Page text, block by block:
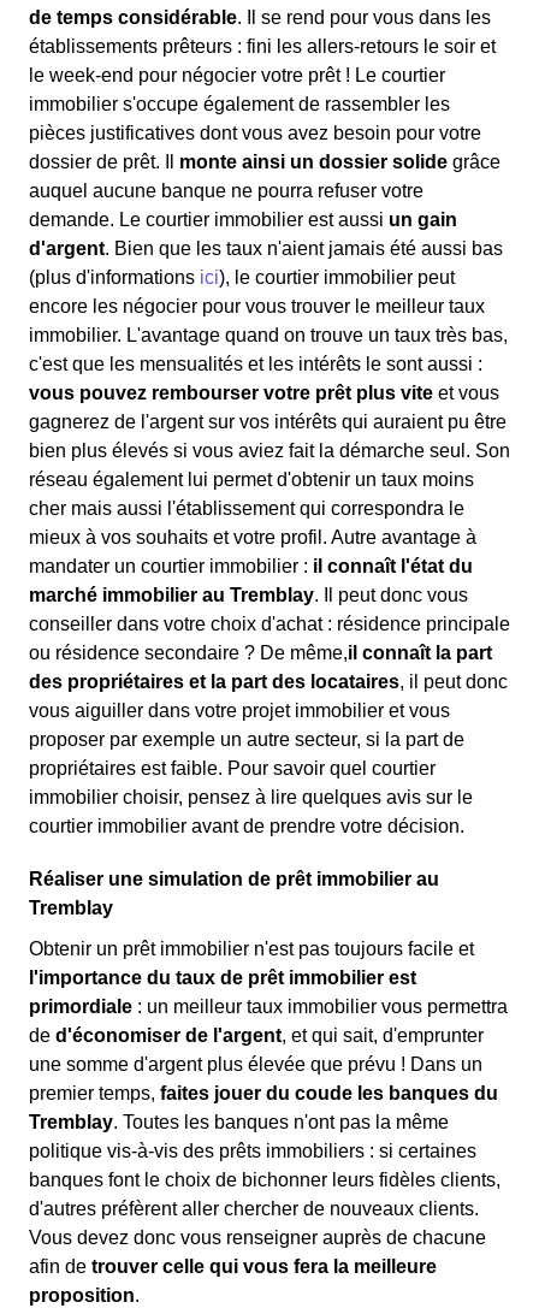
de temps considérable. Il se rend pour vous dans les
établissements prêteurs : fini les allers-retours le soir et
le week-end pour négocier votre prêt ! Le courtier
immobilier s'occupe également de rassembler les
pièces justificatives dont vous avez besoin pour votre
dossier de prêt. Il monte ainsi un dossier solide grâce
auquel aucune banque ne pourra refuser votre
demande. Le courtier immobilier est aussi un gain
d'argent. Bien que les taux n'aient jamais été aussi bas
(plus d'informations ici), le courtier immobilier peut
encore les négocier pour vous trouver le meilleur taux
immobilier. L'avantage quand on trouve un taux très bas,
c'est que les mensualités et les intérêts le sont aussi :
vous pouvez rembourser votre prêt plus vite et vous
gagnerez de l'argent sur vos intérêts qui auraient pu être
bien plus élevés si vous aviez fait la démarche seul. Son
réseau également lui permet d'obtenir un taux moins
cher mais aussi l'établissement qui correspondra le
mieux à vos souhaits et votre profil. Autre avantage à
mandater un courtier immobilier : il connaît l'état du
marché immobilier au Tremblay. Il peut donc vous
conseiller dans votre choix d'achat : résidence principale
ou résidence secondaire ? De même,il connaît la part
des propriétaires et la part des locataires, il peut donc
vous aiguiller dans votre projet immobilier et vous
proposer par exemple un autre secteur, si la part de
propriétaires est faible. Pour savoir quel courtier
immobilier choisir, pensez à lire quelques avis sur le
courtier immobilier avant de prendre votre décision.
Réaliser une simulation de prêt immobilier au
Tremblay
Obtenir un prêt immobilier n'est pas toujours facile et
l'importance du taux de prêt immobilier est
primordiale : un meilleur taux immobilier vous permettra
de d'économiser de l'argent, et qui sait, d'emprunter
une somme d'argent plus élevée que prévu ! Dans un
premier temps, faites jouer du coude les banques du
Tremblay. Toutes les banques n'ont pas la même
politique vis-à-vis des prêts immobiliers : si certaines
banques font le choix de bichonner leurs fidèles clients,
d'autres préfèrent aller chercher de nouveaux clients.
Vous devez donc vous renseigner auprès de chacune
afin de trouver celle qui vous fera la meilleure
proposition.